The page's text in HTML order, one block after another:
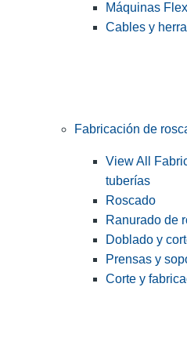
Máquinas
Cables y
Fabricación de
View All
tuberías
Roscado
Ranurado de
Doblado y
Prensas y
Corte y